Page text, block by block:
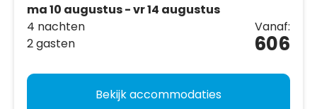
ma 10 augustus - vr 14 augustus
4 nachten
2 gasten
Vanaf:
606
Bekijk accommodaties